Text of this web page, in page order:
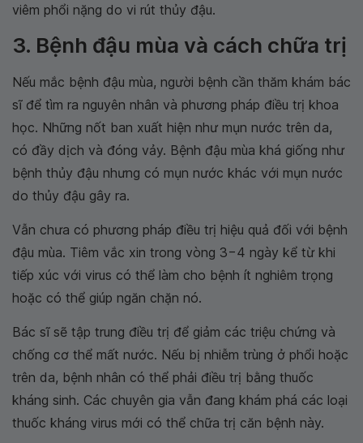
viêm phổi nặng do vi rút thủy đậu.
3. Bệnh đậu mùa và cách chữa trị
Nếu mắc bệnh đậu mùa, người bệnh cần thăm khám bác
sĩ để tìm ra nguyên nhân và phương pháp điều trị khoa
học. Những nốt ban xuất hiện như mụn nước trên da,
có đầy dịch và đóng vảy. Bệnh đậu mùa khá giống như
bệnh thủy đậu nhưng có mụn nước khác với mụn nước
do thủy đậu gây ra.
Vẫn chưa có phương pháp điều trị hiệu quả đối với bệnh
đậu mùa. Tiêm vắc xin trong vòng 3−4 ngày kể từ khi
tiếp xúc với virus có thể làm cho bệnh ít nghiêm trọng
hoặc có thể giúp ngăn chặn nó.
Bác sĩ sẽ tập trung điều trị để giảm các triệu chứng và
chống cơ thể mất nước. Nếu bị nhiễm trùng ở phổi hoặc
trên da, bệnh nhân có thể phải điều trị bằng thuốc
kháng sinh. Các chuyên gia vẫn đang khám phá các loại
thuốc kháng virus mới có thể chữa trị căn bệnh này.